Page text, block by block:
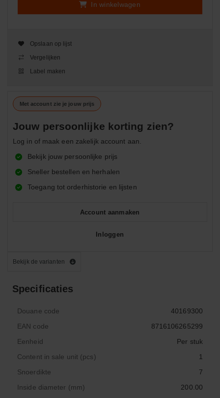
Bekijk de varianten
Specificaties
Douane code
40169300
EAN code
8716106265299
Eenheid
Per stuk
Content in sale unit (pcs)
1
Snoerdikte
7
Inside diameter (mm)
200.00
In winkelwagen
Opslaan op lijst
Vergelijken
Label maken
Met account zie je jouw prijs
Jouw persoonlijke korting zien?
Log in of maak een zakelijk account aan.
Bekijk jouw persoonlijke prijs
Sneller bestellen en herhalen
Toegang tot orderhistorie en lijsten
Account aanmaken
Inloggen